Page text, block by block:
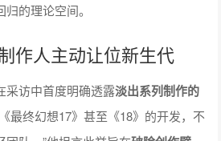
的理论空间。
作人主动让位新生代
采访中首度明确透露淡出系列制作的
最终幻想17》甚至《18》的开发，不